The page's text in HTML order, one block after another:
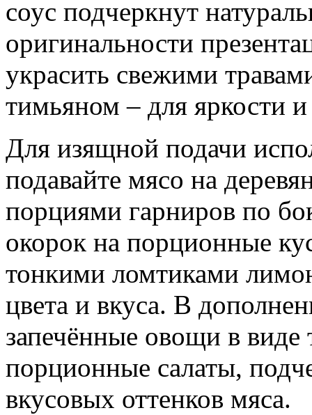
соус подчеркнут
оригинальности
украсить свежими
тимьяном – для яркости и
Для изящной подачи
подавайте мясо на
порциями гарниров по
окорок на порционные
тонкими ломтиками
цвета и вкуса. В
запечённые овощи в виде
порционные салаты,
вкусовых оттенков мяса.